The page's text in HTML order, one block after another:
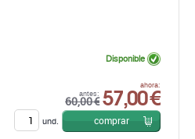
antes:
60,00 €
ahora:
57,00 €
Disponible
und. comprar